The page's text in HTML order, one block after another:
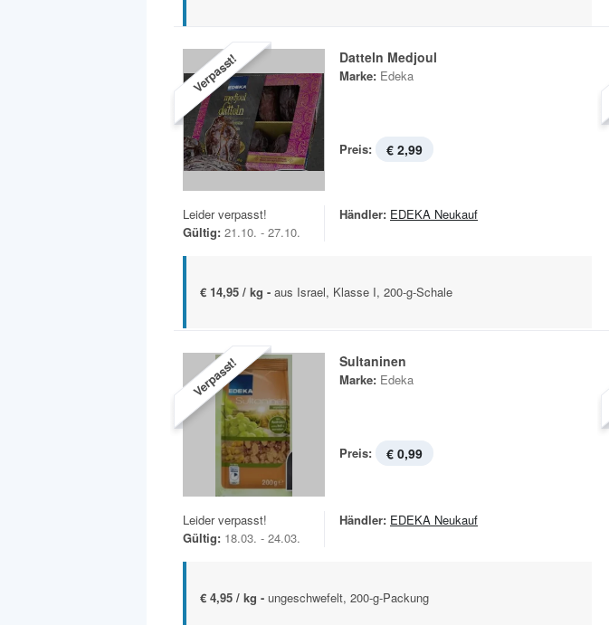
Verpasst! Datteln Medjoul
Marke: Edeka
Preis: € 2,99
Leider verpasst!
Gültig: 21.10. - 27.10.
Händler: EDEKA Neukauf
€ 14,95 / kg - aus Israel, Klasse I, 200-g-Schale
Verpasst! Sultaninen
Marke: Edeka
Preis: € 0,99
Leider verpasst!
Gültig: 18.03. - 24.03.
Händler: EDEKA Neukauf
€ 4,95 / kg - ungeschwefelt, 200-g-Packung